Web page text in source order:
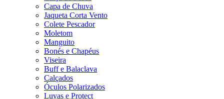
Capa de Chuva
Jaqueta Corta Vento
Colete Pescador
Moletom
Manguito
Bonés e Chapéus
Viseira
Buff e Balaclava
Calçados
Óculos Polarizados
Luvas e Protect